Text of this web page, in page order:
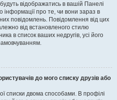
відображатись в вашій Панелі
про те, чи вони зараз в
повідомлень. Повідомлення від цих
від встановленого стилю
в список ваших недругів, усі його
до мого списку друзів або
списки двома способами. В профілі